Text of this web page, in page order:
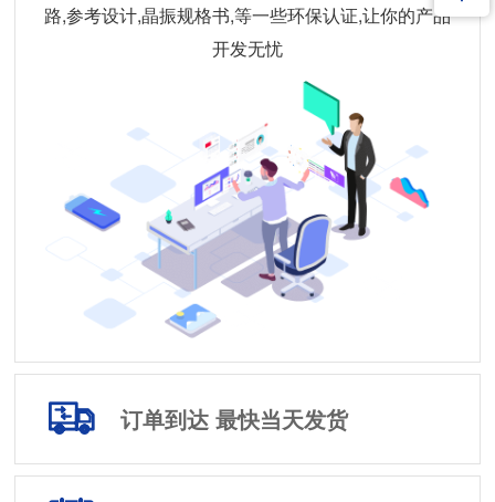
路,参考设计,晶振规格书,等一些环保认证,让你的产品
开发无忧
订单到达 最快当天发货